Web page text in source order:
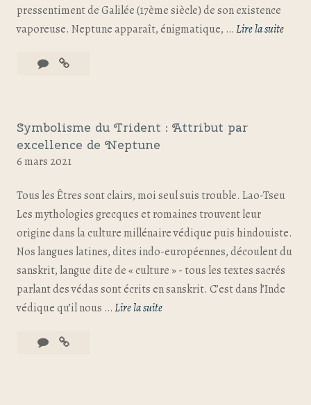
pressentiment de Galilée (17ème siècle) de son existence
vaporeuse. Neptune apparaît, énigmatique, …Lire la suite
Symbolisme du Trident : Attribut par
excellence de Neptune
6 mars 2021
Tous les Êtres sont clairs, moi seul suis trouble. Lao-Tseu
Les mythologies grecques et romaines trouvent leur
origine dans la culture millénaire védique puis hindouiste.
Nos langues latines, dites indo-européennes, découlent du
sanskrit, langue dite de « culture » - tous les textes sacrés
parlant des védas sont écrits en sanskrit. C’est dans l’Inde
védique qu’il nous …Lire la suite